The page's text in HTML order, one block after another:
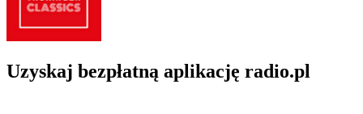
Uzyskaj bezpłatną aplikację radio.pl